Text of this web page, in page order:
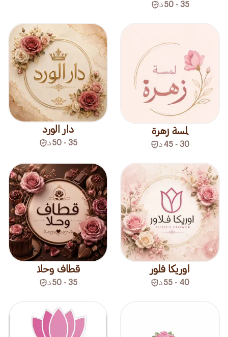
35 - 50 د
لمسة زهرة
30 - 45 د
دار الورد
35 - 50 د
اوريكا فلور
40 - 55 د
قطاف وحلا
35 - 50 د